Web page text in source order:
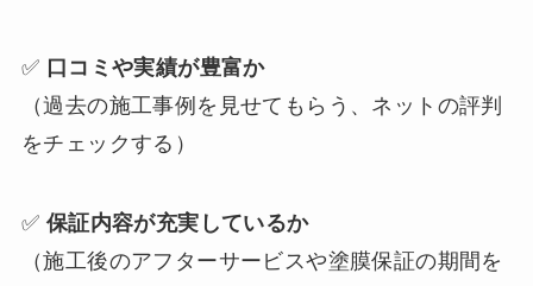
✅ 口コミや実績が豊富か
（過去の施工事例を見せてもらう、ネットの評判
をチェックする）
✅ 保証内容が充実しているか
（施工後のアフターサービスや塗膜保証の期間を